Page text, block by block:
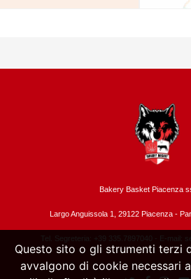
Bakery Basket Piacenza
Largo Anguissola 1, 29122 Piacenza -
Tel. Segreteria: +39 335.7897040 - E-mail:
Questo sito o gli strumenti terzi
avvalgono di cookie necessari